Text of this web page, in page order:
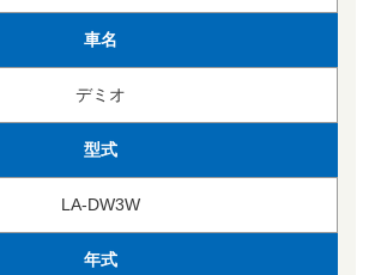
車名
デミオ
型式
LA-DW3W
年式